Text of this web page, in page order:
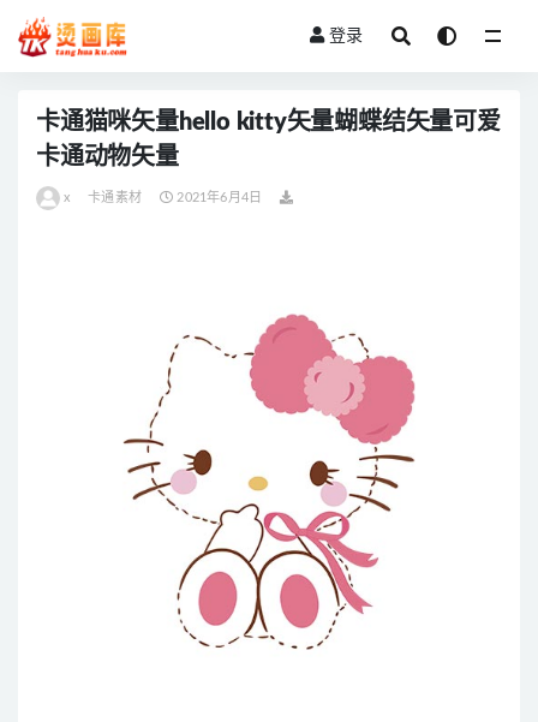
登录
卡通猫咪矢量hello kitty矢量蝴蝶结矢量可爱
卡通动物矢量
x 卡通素材 2021年6月4日